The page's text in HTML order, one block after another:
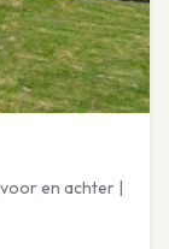
en achter |